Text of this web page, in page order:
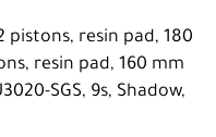
pistons, resin pad, 180
resin pad, 160 mm
SGS, 9s, Shadow,